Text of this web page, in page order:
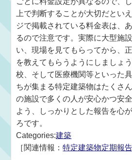
上で判断することが大切だとい
ジで掲載されている料金表は、
るので注意です。実際に大型施
い、現場を見てもらってから、
を教えてもらうようにしましょ
校、そして医療機関等といった
ちが集まる特定建築物はたくさ
の施設で多くの人が安心かつ安
よう、しっかりとした報告を心
ろです。
Categories:建築
［関連情報：特定建築物定期報